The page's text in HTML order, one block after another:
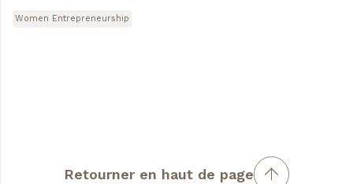
Women Entrepreneurship
Retourner en haut de page